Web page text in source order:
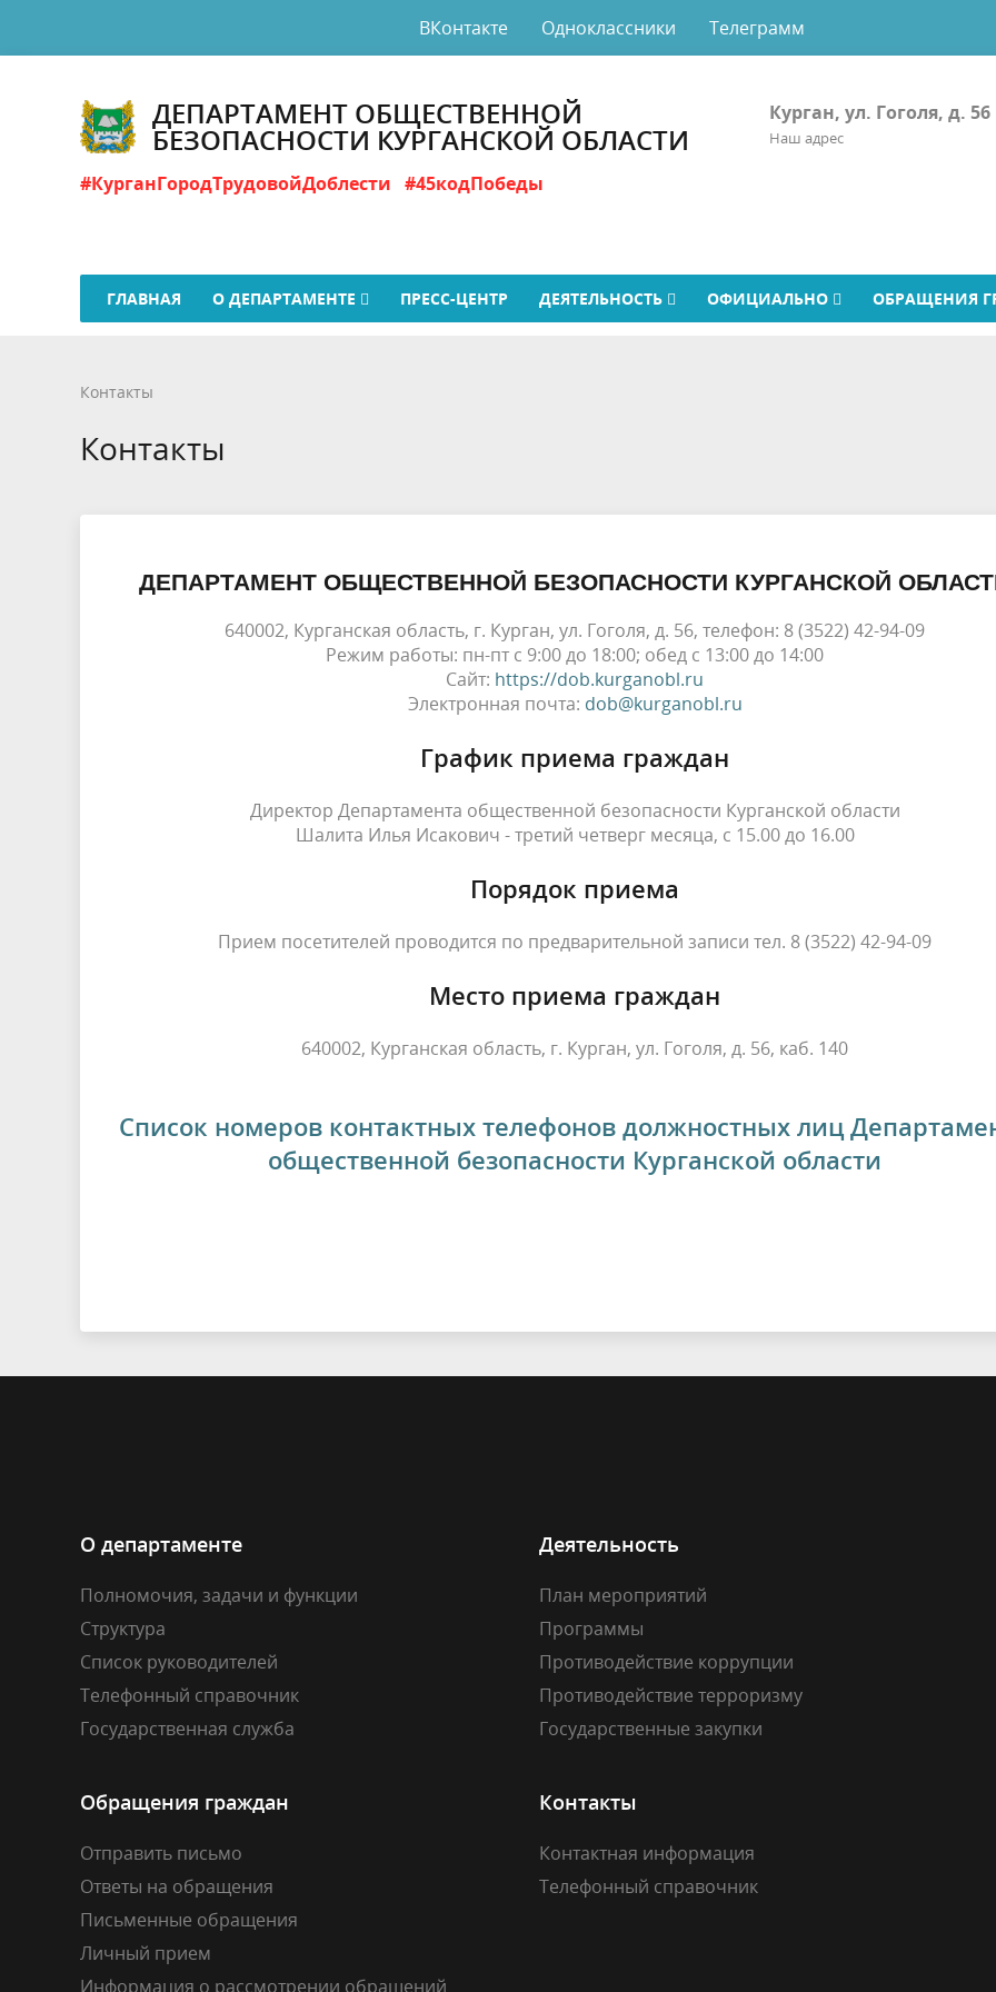
ВКонтакте Одноклассники Телеграмм
ДЕПАРТАМЕНТ ОБЩЕСТВЕННОЙ
БЕЗОПАСНОСТИ КУРГАНСКОЙ ОБЛАСТИ
#КурганГородТрудовойДоблести #45кодПобеды
Курган, ул. Гоголя, д. 56
Наш адрес
ГЛАВНАЯ О ДЕПАРТАМЕНТЕ ПРЕСС-ЦЕНТР ДЕЯТЕЛЬНОСТЬ ОФИЦИАЛЬНО ОБРАЩЕНИЯ
Контакты
Контакты
ДЕПАРТАМЕНТ ОБЩЕСТВЕННОЙ БЕЗОПАСНОСТИ КУРГАНСКОЙ
640002, Курганская область, г. Курган, ул. Гоголя, д. 56, телефон: 8 (3522) 42-94-09
Режим работы: пн-пт с 9:00 до 18:00; обед с 13:00 до 14:00
Сайт: https://dob.kurganobl.ru
Электронная почта: dob@kurganobl.ru
График приема граждан
Директор Департамента общественной безопасности Курганской области
Шалита Илья Исакович - третий четверг месяца, с 15.00 до 16.00
Порядок приема
Прием посетителей проводится по предварительной записи тел. 8 (3522) 42-94-09
Место приема граждан
640002, Курганская область, г. Курган, ул. Гоголя, д. 56, каб. 140
Список номеров контактных телефонов должностных лиц
общественной безопасности Курганской области
О департаменте
Полномочия, задачи и функции
Структура
Список руководителей
Телефонный справочник
Государственная служба
Деятельность
План мероприятий
Программы
Противодействие коррупции
Противодействие терроризму
Государственные закупки
Обращения граждан
Отправить письмо
Ответы на обращения
Письменные обращения
Личный прием
Информация о рассмотрении обращений
Контакты
Контактная информация
Телефонный справочник